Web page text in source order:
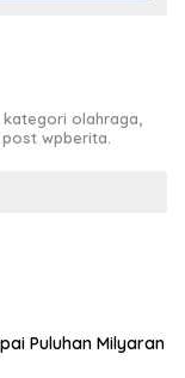
olahraga,
wpberita.
Puluhan Milyaran